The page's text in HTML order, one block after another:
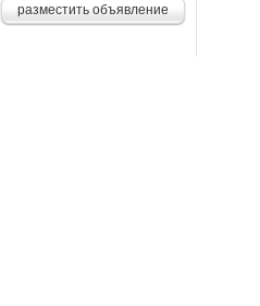
разместить объявление